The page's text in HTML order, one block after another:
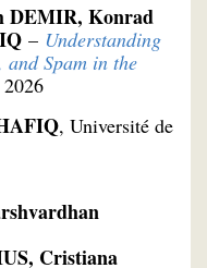
DEMIR, Konrad
– Understanding
Spam in the
2026
, Université de
Cristiana